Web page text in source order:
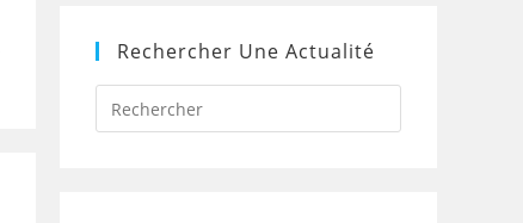
Rechercher Une Actualité
Press
to